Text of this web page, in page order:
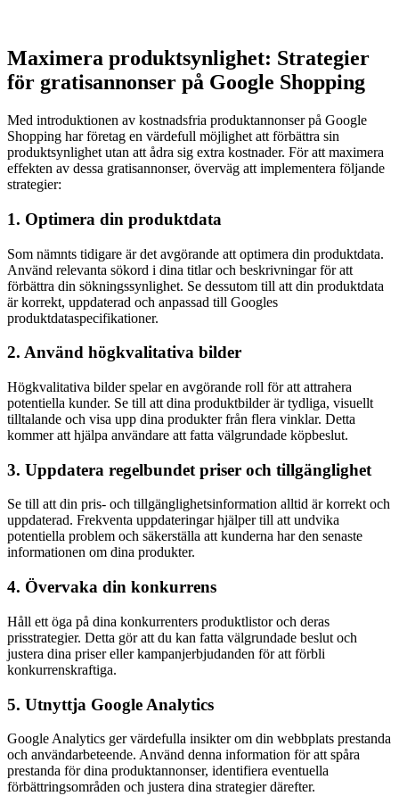
Maximera produktsynlighet: Strategier
för gratisannonser på Google Shopping
Med introduktionen av kostnadsfria produktannonser på Google
Shopping har företag en värdefull möjlighet att förbättra sin
produktsynlighet utan att ådra sig extra kostnader. För att maximera
effekten av dessa gratisannonser, överväg att implementera följande
strategier:
1. Optimera din produktdata
Som nämnts tidigare är det avgörande att optimera din produktdata.
Använd relevanta sökord i dina titlar och beskrivningar för att
förbättra din sökningssynlighet. Se dessutom till att din produktdata
är korrekt, uppdaterad och anpassad till Googles
produktdataspecifikationer.
2. Använd högkvalitativa bilder
Högkvalitativa bilder spelar en avgörande roll för att attrahera
potentiella kunder. Se till att dina produktbilder är tydliga, visuellt
tilltalande och visa upp dina produkter från flera vinklar. Detta
kommer att hjälpa användare att fatta välgrundade köpbeslut.
3. Uppdatera regelbundet priser och tillgänglighet
Se till att din pris- och tillgänglighetsinformation alltid är korrekt och
uppdaterad. Frekventa uppdateringar hjälper till att undvika
potentiella problem och säkerställa att kunderna har den senaste
informationen om dina produkter.
4. Övervaka din konkurrens
Håll ett öga på dina konkurrenters produktlistor och deras
prisstrategier. Detta gör att du kan fatta välgrundade beslut och
justera dina priser eller kampanjerbjudanden för att förbli
konkurrenskraftiga.
5. Utnyttja Google Analytics
Google Analytics ger värdefulla insikter om din webbplats prestanda
och användarbeteende. Använd denna information för att spåra
prestanda för dina produktannonser, identifiera eventuella
förbättringsområden och justera dina strategier därefter.